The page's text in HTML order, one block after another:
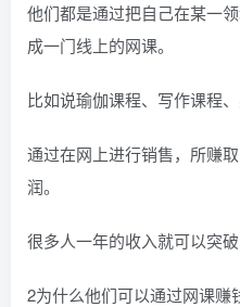
他们都是通过把自己在某一
成一门线上的网课。
比如说瑜伽课程、写作课程
通过在网上进行销售，所赚
润。
很多人一年的收入就可以突破
2为什么他们可以通过网课赚